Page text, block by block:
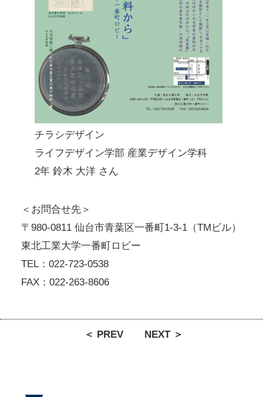
チラシデザイン
ライフデザイン学部 産業デザイン学科
2年 鈴木 大洋 さん
＜お問合せ先＞
〒980-0811 仙台市青葉区一番町1-3-1（TMビル）
東北工業大学一番町ロビー
TEL：022-723-0538
FAX：022-263-8606
＜ PREV NEXT ＞